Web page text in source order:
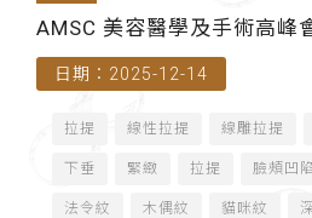
AMSC 美容醫學及手術高峰
日期：2025-12-14
拉提 線性拉提 線雕拉提
下垂 緊緻 拉提 臉頰凹陷
法令紋 木偶紋 貓咪紋